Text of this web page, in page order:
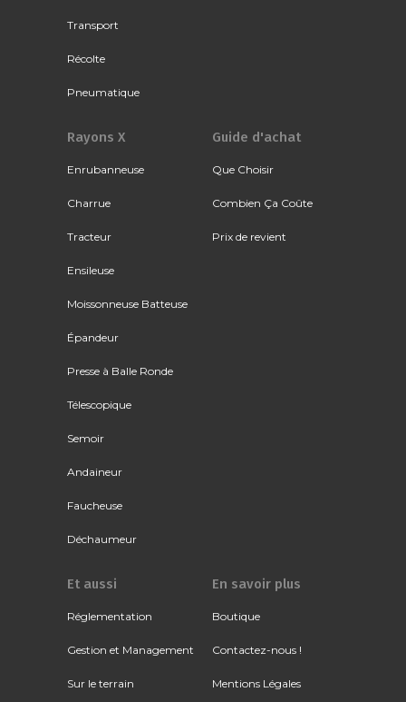
Transport
Récolte
Pneumatique
Rayons X
Enrubanneuse
Charrue
Tracteur
Ensileuse
Moissonneuse Batteuse
Épandeur
Presse à Balle Ronde
Télescopique
Semoir
Andaineur
Faucheuse
Déchaumeur
Guide d'achat
Que Choisir
Combien Ça Coûte
Prix de revient
Et aussi
Réglementation
Gestion et Management
Sur le terrain
En savoir plus
Boutique
Contactez-nous !
Mentions Légales